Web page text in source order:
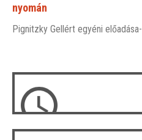
nyomán
Pignitzky Gellért egyéni előadása-